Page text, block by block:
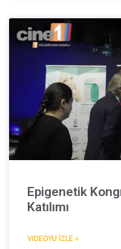
Epigenetik
Katılımı
VIDEOYU İZLE »